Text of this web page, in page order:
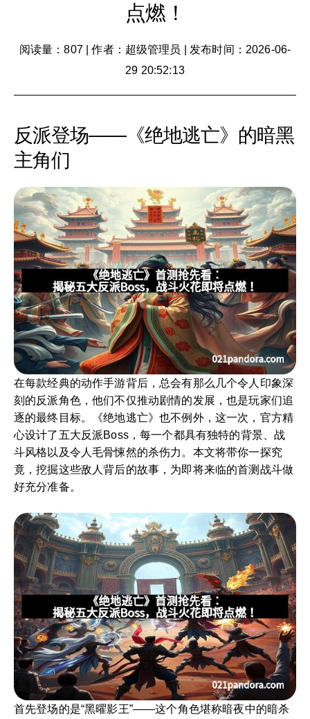
点燃！
阅读量：807|作者：超级管理员
发布时间：2026-06-
29 20:52:13
反派登场——《绝地逃亡》的暗黑
主角们
在每款经典的动作手游背后，总会有那么几个令人印象深
刻的反派角色，他们不仅推动剧情的发展，也是玩家们追
逐的最终目标。《绝地逃亡》也不例外，这一次，官方精
心设计了五大反派Boss，每一个都具有独特的背景、战
斗风格以及令人毛骨悚然的杀伤力。本文将带你一探究
竟，挖掘这些敌人背后的故事，为即将来临的首测战斗做
好充分准备。
首先登场的是“黑曜影王”——这个角色堪称暗夜中的暗杀